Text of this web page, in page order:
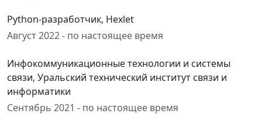
Python-разработчик, Hexlet
Август 2022 - по настоящее время
Инфокоммуникационные технологии и системы
связи, Уральский технический институт связи и
информатики
Сентябрь 2021 - по настоящее время